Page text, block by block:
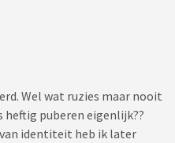
Wel wat ruzies maar nooit
puberen eigenlijk??
identiteit heb ik later